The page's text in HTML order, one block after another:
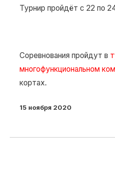
Турнир пройдёт с 22 по
Соревнования пройдут в
многофункциональном
кортах.
15 ноября 2020